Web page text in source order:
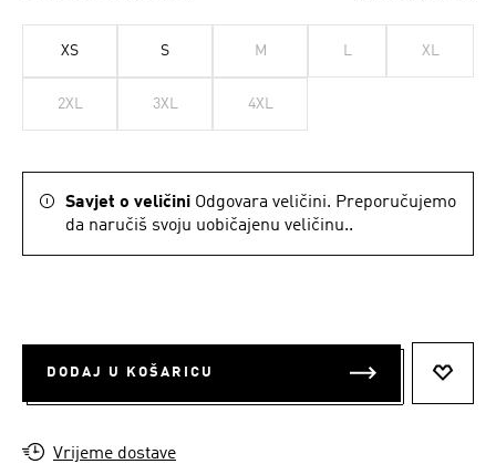
XS S M L XL
2XL 3XL 4XL
Savjet o veličini Odgovara veličini. Preporučujemo
da naručiš svoju uobičajenu veličinu..
DODAJ U KOŠARICU
Vrijeme dostave